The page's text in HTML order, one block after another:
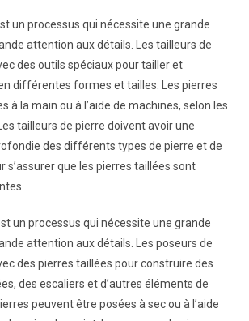
un processus qui nécessite une grande
attention aux détails. Les tailleurs de
des outils spéciaux pour tailler et
différentes formes et tailles. Les pierres
à la main ou à l’aide de machines, selon les
tailleurs de pierre doivent avoir une
des différents types de pierre et de
s’assurer que les pierres taillées sont
un processus qui nécessite une grande
attention aux détails. Les poseurs de
des pierres taillées pour construire des
des escaliers et d’autres éléments de
peuvent être posées à sec ou à l’aide